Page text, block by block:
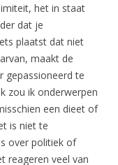
het in staat
dat je
plaatst dat niet
maakt de
gepassioneerd te
zou ik onderwerpen
een dieet of
is niet te
over politiek of
reageren veel van